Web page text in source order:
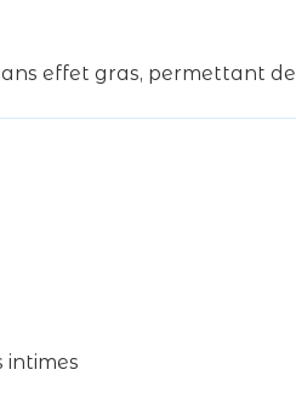
effet gras, permettant
intimes